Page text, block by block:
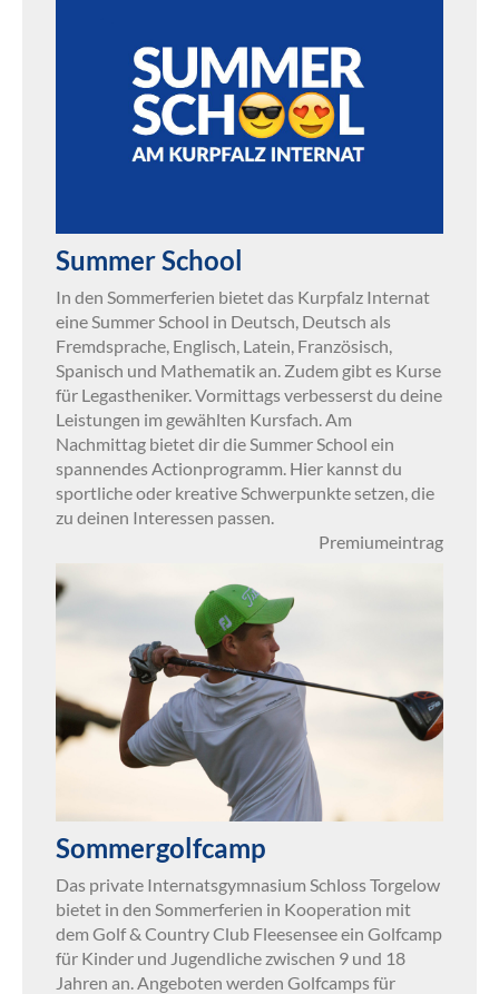
Summer School
In den Sommerferien bietet das Kurpfalz Internat
eine Summer School in Deutsch, Deutsch als
Fremdsprache, Englisch, Latein, Französisch,
Spanisch und Mathematik an. Zudem gibt es Kurse
für Legastheniker. Vormittags verbesserst du deine
Leistungen im gewählten Kursfach. Am
Nachmittag bietet dir die Summer School ein
spannendes Actionprogramm. Hier kannst du
sportliche oder kreative Schwerpunkte setzen, die
zu deinen Interessen passen.
Premiumeintrag
Sommergolfcamp
Das private Internatsgymnasium Schloss Torgelow
bietet in den Sommerferien in Kooperation mit
dem Golf & Country Club Fleesensee ein Golfcamp
für Kinder und Jugendliche zwischen 9 und 18
Jahren an. Angeboten werden Golfcamps für